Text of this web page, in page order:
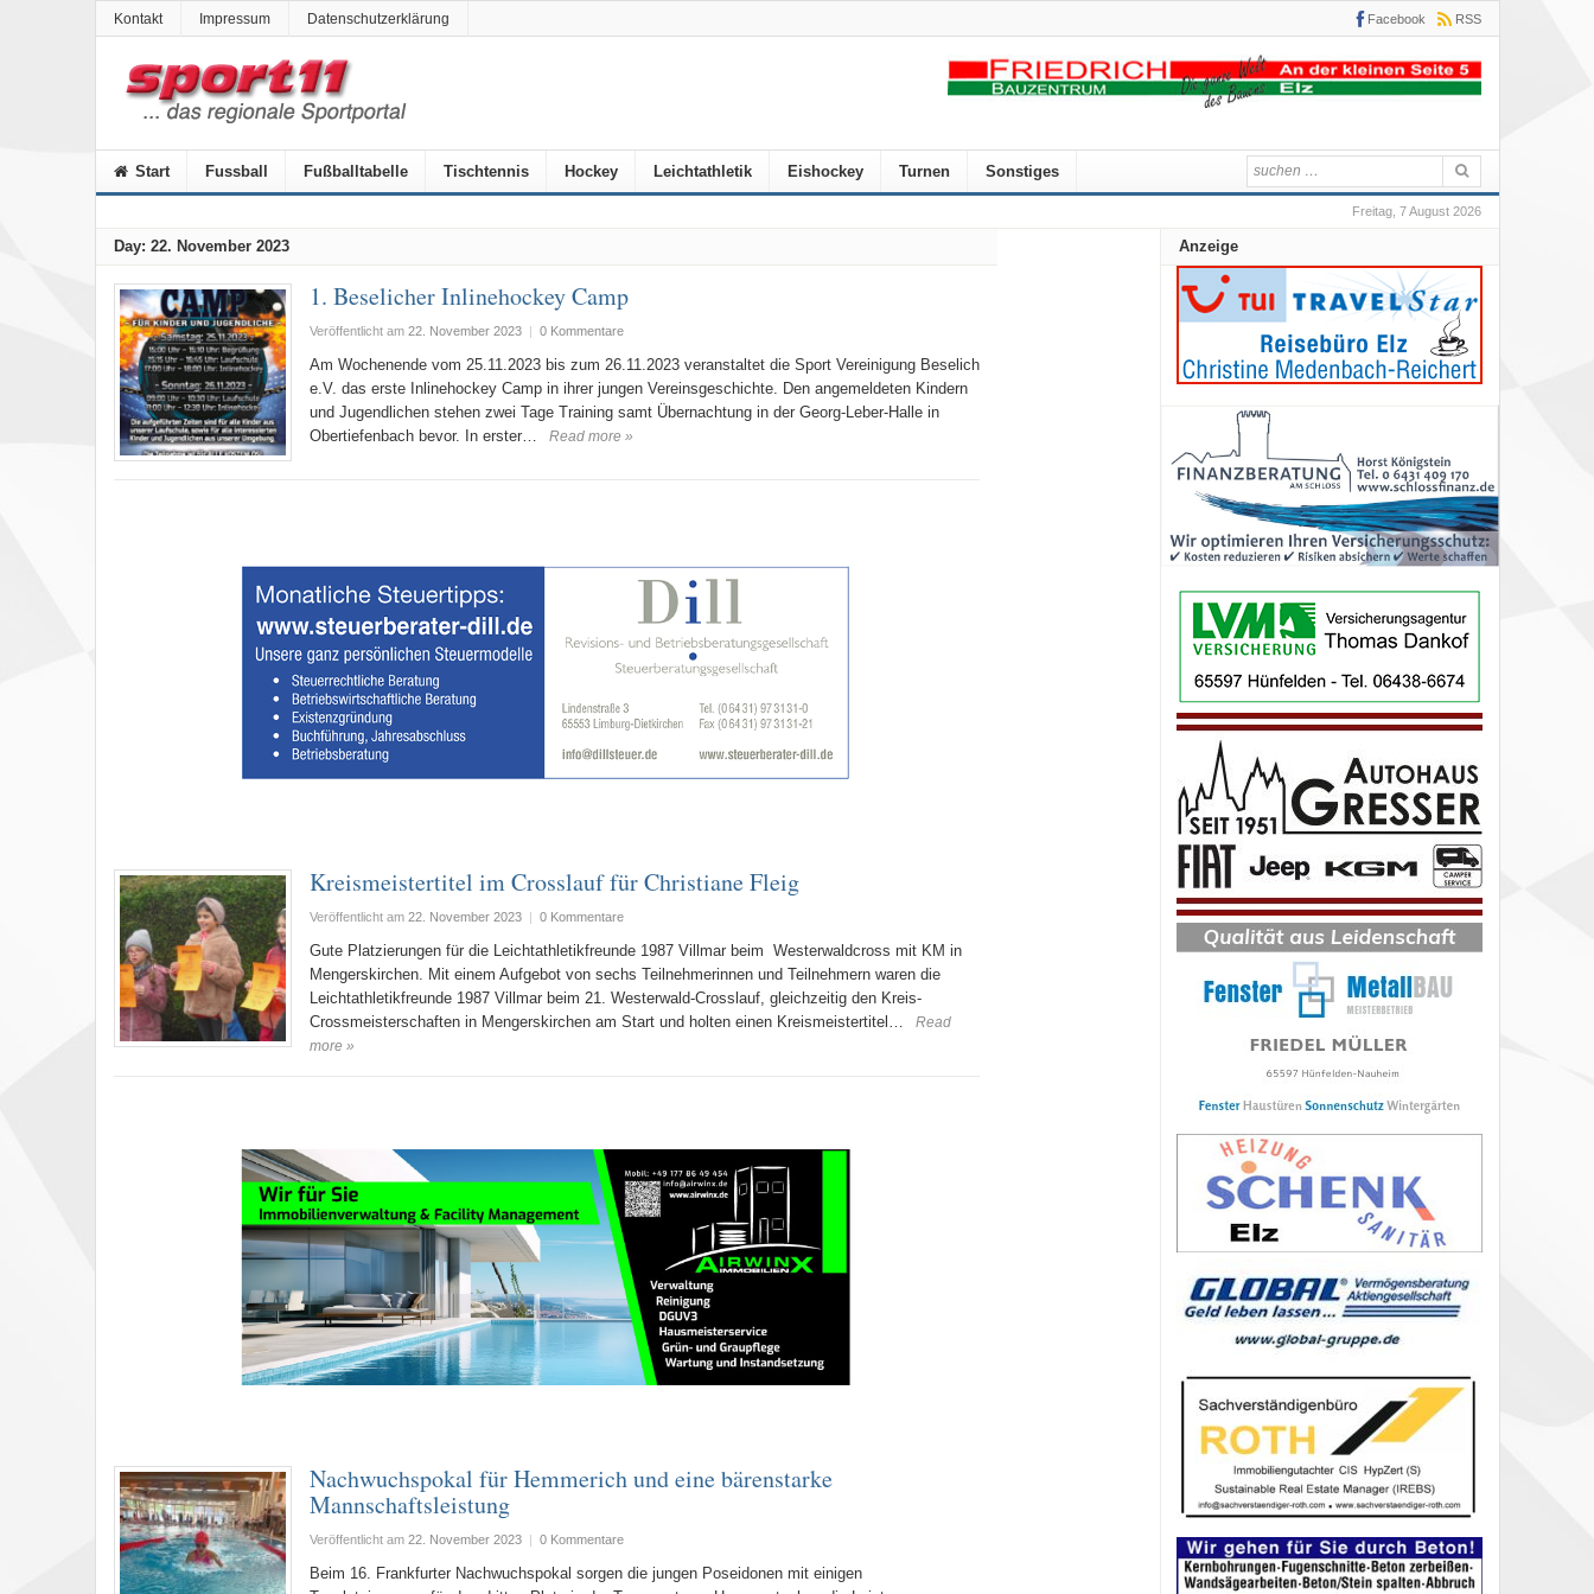
Kontakt Impressum Datenschutzerklärung Facebook RSS
Start Fussball Fußballtabelle Tischtennis Hockey Leichtathletik Eishockey Turnen Sonstiges
Freitag, 7 August 2026
Day: 22. November 2023
1. Beselicher Inlinehockey Camp
Veröffentlicht am 22. November 2023 | 0 Kommentare
Am Wochenende vom 25.11.2023 bis zum 26.11.2023 veranstaltet die Sport Vereinigung Beselich
e.V. das erste Inlinehockey Camp in ihrer jungen Vereinsgeschichte. Den angemeldeten Kindern
und Jugendlichen stehen zwei Tage Training samt Übernachtung in der Georg-Leber-Halle in
Obertiefenbach bevor. In erster…
Read more »
Kreismeistertitel im Crosslauf für Christiane Fleig
Veröffentlicht am 22. November 2023 | 0 Kommentare
Gute Platzierungen für die Leichtathletikfreunde 1987 Villmar beim Westerwaldcross mit KM in
Mengerskirchen. Mit einem Aufgebot von sechs Teilnehmerinnen und Teilnehmern waren die
Leichtathletikfreunde 1987 Villmar beim 21. Westerwald-Crosslauf, gleichzeitig den Kreis-
Crossmeisterschaften in Mengerskirchen am Start und holten einen Kreismeistertitel…
Read
more »
Nachwuchspokal für Hemmerich und eine bärenstarke
Mannschaftsleistung
Veröffentlicht am 22. November 2023 | 0 Kommentare
Beim 16. Frankfurter Nachwuchspokal sorgen die jungen Poseidonen mit einigen
Anzeige